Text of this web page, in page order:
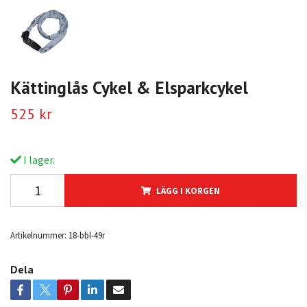
Kättinglås Cykel & Elsparkcykel
525 kr
I lager.
LÄGG I KORGEN
Artikelnummer: 18-bbl-49r
Dela